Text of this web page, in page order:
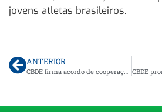
jovens atletas brasileiros.
ANTERIOR